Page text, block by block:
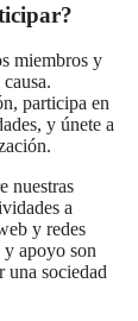
miembros y
participa en
y únete a
nuestras
a
y redes
apoyo son
una sociedad